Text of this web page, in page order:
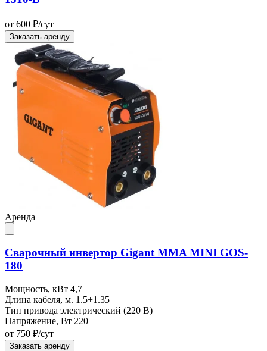
от 600 ₽/сут
Заказать аренду
Аренда
Сварочный инвертор Gigant MMA MINI GOS-
180
Мощность, кВт 4,7
Длина кабеля, м. 1.5+1.35
Тип привода электрический (220 В)
Напряжение, Вт 220
от 750 ₽/сут
Заказать аренду